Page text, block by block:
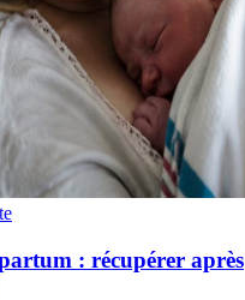
: récupérer après